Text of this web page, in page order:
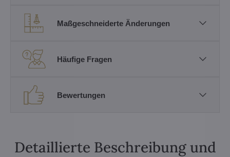
Maßgeschneiderte Änderungen
Häufige Fragen
Bewertungen
Detaillierte Beschreibung und